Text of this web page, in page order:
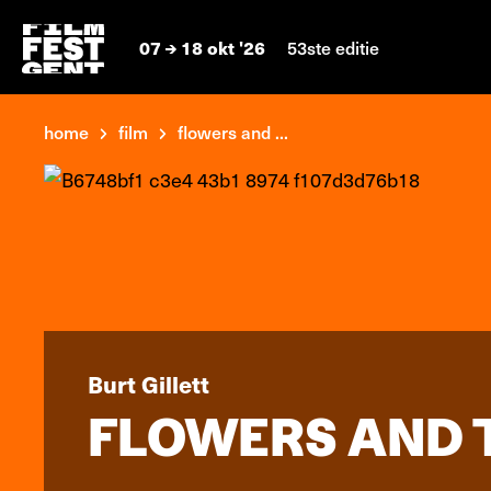
07 18 okt '26 53ste editie
home film flowers and ...
Burt Gillett
FLOWERS AND